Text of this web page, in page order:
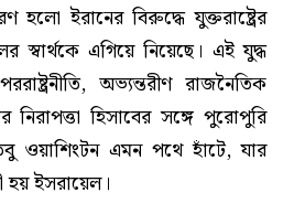
ইরানের বিরুদ্ধে যুক্তরাষ্ট্রের
স্বার্থকে এগিয়ে নিয়েছে। এই যুদ্ধ
পররাষ্ট্রনীতি, অভ্যন্তরীণ রাজনৈতিক
নিরাপত্তা হিসাবের সঙ্গে পুরোপুরি
ওয়াশিংটন এমন পথে হাঁটে, যার
ইসরায়েল।